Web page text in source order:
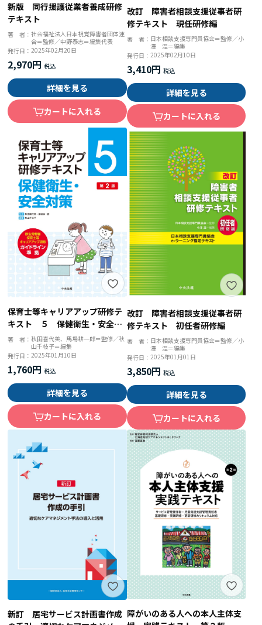
新版 同行援護従業者養成研修
テキスト
著 者：社会福祉法人日本視覚障害者団体連
合＝監修／中野泰志＝編集代表
発行日：2025年02月20日
2,970円
詳細を見る
カートに入れる
改訂 障害者相談支援従事者研
修テキスト 現任研修編
著 者： 日本相談支援専門員協会＝監修／小
澤 温＝編集
発行日： 2025年02月10日
3,410円
詳細を見る
カートに入れる
保育士等キャリアアップ研修テ
キスト ５ 保健衛生・安全対
策 第２版
著 者：秋田喜代美、馬場耕一郎＝監修／秋
山千枝子＝編集
発行日：2025年01月10日
1,760円
詳細を見る
カートに入れる
改訂 障害者相談支援従事者研
修テキスト 初任者研修編
著 者： 日本相談支援専門員協会＝監修／小
澤 温＝編集
発行日： 2025年01月01日
3,850円
詳細を見る
カートに入れる
新訂 居宅サービス計画書作成 障がいのある人への本人主体支